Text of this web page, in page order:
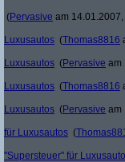
(Pervasive am
Luxusautos (Thomas8816
Luxusautos (Pervasive am
Luxusautos (Thomas8816
Luxusautos (Pervasive am
für Luxusautos (
"Supersteuer" für